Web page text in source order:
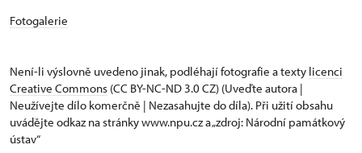
Fotogalerie
Není-li výslovně uvedeno jinak, podléhají fotografie a texty licenci
Creative Commons (CC BY-NC-ND 3.0 CZ) (Uveďte autora |
Neužívejte dílo komerčně | Nezasahujte do díla). Při užití obsahu
uvádějte odkaz na stránky www.npu.cz a „zdroj: Národní památkový
ústav“